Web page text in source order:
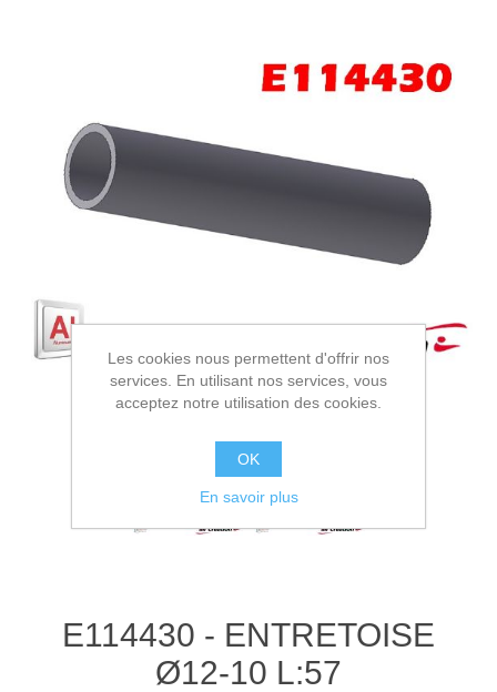
E114430 - ENTRETOISE
Ø12-10 L:57
Les cookies nous permettent d'offrir nos
services. En utilisant nos services, vous
acceptez notre utilisation des cookies.
OK
En savoir plus